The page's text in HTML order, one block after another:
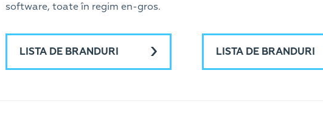
software, toate în regim en-gros.
LISTA DE BRANDURI LISTA DE BRANDURI